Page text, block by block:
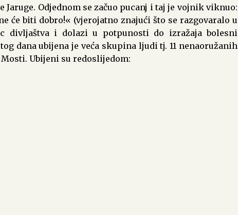
Odjednom se začuo pucanj i taj je vojnik viknuo:
će biti dobro!« (vjerojatno znajući što se razgovaralo u
divljaštva i dolazi u potpunosti do izražaja bolesni
dana ubijena je veća skupina ljudi tj. 11 nenaoružanih
Ubijeni su redoslijedom: